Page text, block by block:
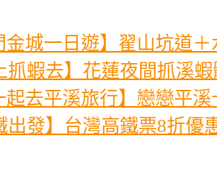
城一日遊】翟山坑道
抓蝦去】花蓮夜間抓溪
起去平溪旅行】戀戀平
出發】台灣高鐵票8折優